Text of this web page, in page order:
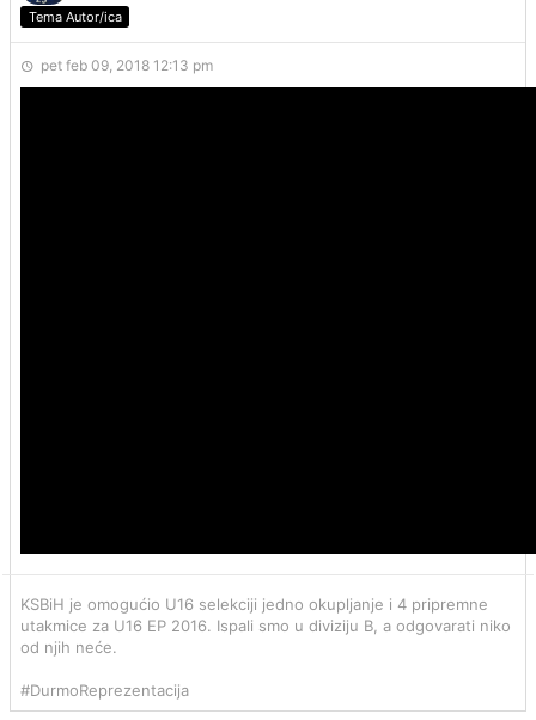
Tema Autor/ica
pet feb 09, 2018 12:13 pm
KSBiH je omogućio U16 selekciji jedno okupljanje i 4 pripremne
utakmice za U16 EP 2016. Ispali smo u diviziju B, a odgovarati niko
od njih neće.
#DurmoReprezentacija